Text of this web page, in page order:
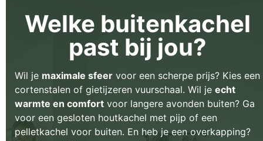
Welke buitenkachel
past bij jou?
Wil je maximale sfeer voor een scherpe prijs? Kies een
cortenstalen of gietijzeren vuurschaal. Wil je echt
warmte en comfort voor langere avonden buiten? Ga
voor een gesloten houtkachel met pijp of een
pelletkachel voor buiten. En heb je een overkapping?